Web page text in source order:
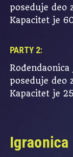
poseduje deo
Kapacitet je
PARTY 2:
poseduje deo
Kapacitet je
Igraonica